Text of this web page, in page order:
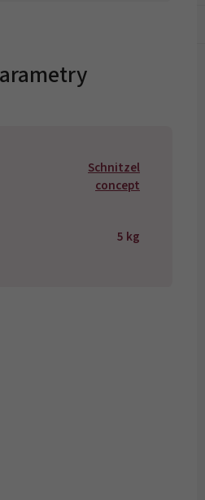
Schnitzel
concept
5 kg